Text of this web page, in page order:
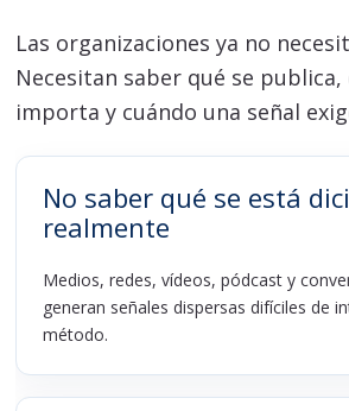
Las organizaciones ya no
Necesitan saber qué se publica,
importa y cuándo una señal
No saber qué se está
realmente
Medios, redes, vídeos, pódcast y
generan señales dispersas difíciles de
método.